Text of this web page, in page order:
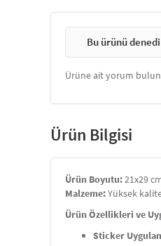
Bu ürünü
Ürüne ait yorum
Ürün Bilgisi
Ürün Boyutu:21x29
Malzeme:Yüksek
Ürün Özellikleri ve
Sticker